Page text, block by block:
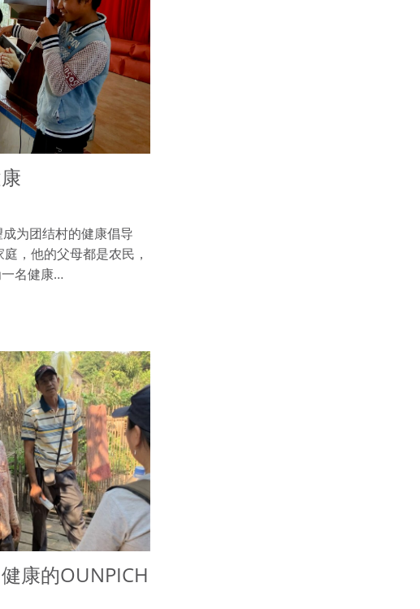
为团结村的健康倡导
，他的父母都是农民，
名健康…
康的OUNPICH